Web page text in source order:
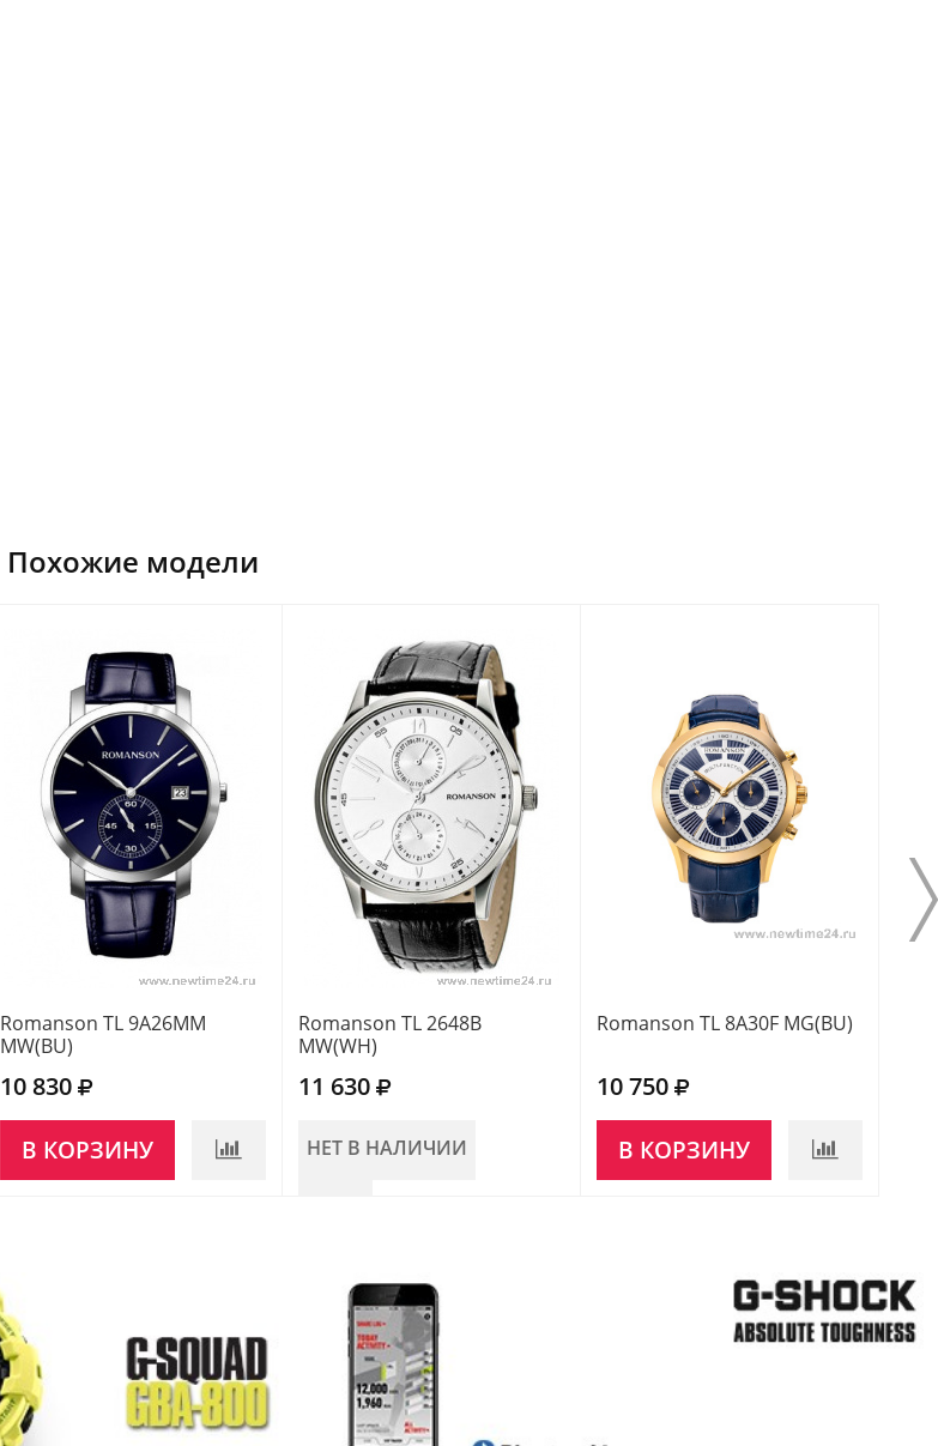
Похожие модели
Romanson TL 9A26MM
MW(BU)
10 830
В КОРЗИНУ
Romanson TL 2648B
MW(WH)
11 630
НЕТ В НАЛИЧИИ
Romanson TL 8A30F MG(BU)
10 750
В КОРЗИНУ